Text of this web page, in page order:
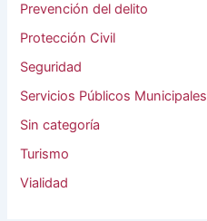
Prevención del delito
Protección Civil
Seguridad
Servicios Públicos Municipales
Sin categoría
Turismo
Vialidad